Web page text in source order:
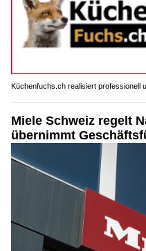
Küchenfuchs.ch realisiert professionell
Miele Schweiz regelt
übernimmt